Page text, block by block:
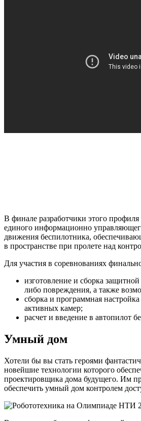
В финале разработчики этого
единого информационно
движения беспилотника,
в пространстве при пролете над
Для участия в соревнованиях
изготовление и сборка
либо повреждения, а также
сборка и программная
активных камер;
расчет и введение в автопилот
Умный дом
Хотели бы вы стать героями
новейшие технологии которого
проектировщика дома будущего. Им
обеспечить умный дом контролем